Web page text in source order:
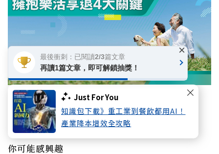
Just For You
知識包下載》重工業到餐飲都用AI！
產業降本增效全攻略
數位專題
邁向第三人生 擁抱樂活享退4大關鍵
你可能感興趣
最後衝刺：已閱讀2/3篇文章
再讀1篇文章，即可解鎖抽獎！
×